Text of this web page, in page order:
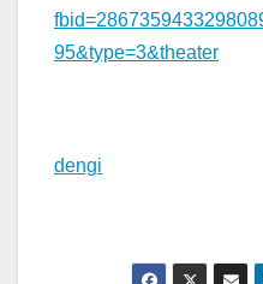
95&type=3&theater
dengi